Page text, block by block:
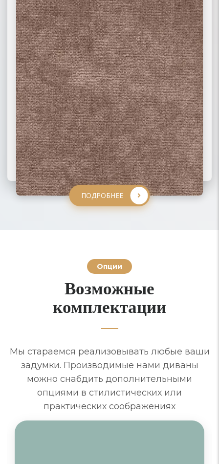
ПОДРОБНЕЕ
ПОДРОБНЕЕ
ПОДРОБНЕЕ
ПОДРОБНЕЕ
Опции
Возможные
комплектации
Мы стараемся реализовывать любые ваши
задумки. Производимые нами диваны
можно снабдить дополнительными
опциями в стилистических или
практических соображениях